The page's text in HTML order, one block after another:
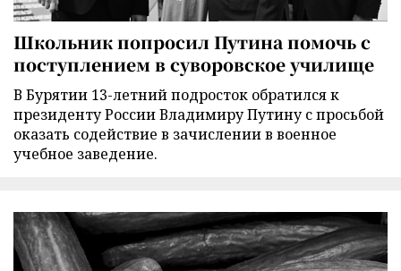
Школьник попросил Путина помочь с
поступлением в суворовское училище
В Бурятии 13-летний подросток обратился к
президенту России Владимиру Путину с просьбой
оказать содействие в зачислении в военное
учебное заведение.